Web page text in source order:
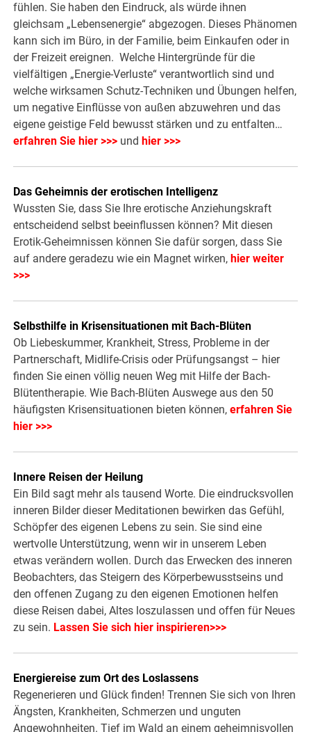
fühlen. Sie haben den Eindruck, als würde ihnen
gleichsam „Lebensenergie“ abgezogen. Dieses Phänomen
kann sich im Büro, in der Familie, beim Einkaufen oder in
der Freizeit ereignen. Welche Hintergründe für die
vielfältigen „Energie-Verluste“ verantwortlich sind und
welche wirksamen Schutz-Techniken und Übungen helfen,
um negative Einflüsse von außen abzuwehren und das
eigene geistige Feld bewusst stärken und zu entfalten…
erfahren Sie hier >>> und hier >>>
Das Geheimnis der erotischen Intelligenz
Wussten Sie, dass Sie Ihre erotische Anziehungskraft
entscheidend selbst beeinflussen können? Mit diesen
Erotik-Geheimnissen können Sie dafür sorgen, dass Sie
auf andere geradezu wie ein Magnet wirken, hier weiter
>>>
Selbsthilfe in Krisensituationen mit Bach-Blüten
Ob Liebeskummer, Krankheit, Stress, Probleme in der
Partnerschaft, Midlife-Crisis oder Prüfungsangst – hier
finden Sie einen völlig neuen Weg mit Hilfe der Bach-
Blütentherapie. Wie Bach-Blüten Auswege aus den 50
häufigsten Krisensituationen bieten können,erfahren Sie
hier >>>
Innere Reisen der Heilung
Ein Bild sagt mehr als tausend Worte. Die eindrucksvollen
inneren Bilder dieser Meditationen bewirken das Gefühl,
Schöpfer des eigenen Lebens zu sein. Sie sind eine
wertvolle Unterstützung, wenn wir in unserem Leben
etwas verändern wollen. Durch das Erwecken des inneren
Beobachters, das Steigern des Körperbewusstseins und
den offenen Zugang zu den eigenen Emotionen helfen
diese Reisen dabei, Altes loszulassen und offen für Neues
zu sein. Lassen Sie sich hier inspirieren>>>
Energiereise zum Ort des Loslassens
Regenerieren und Glück finden! Trennen Sie sich von Ihren
Ängsten, Krankheiten, Schmerzen und unguten
Angewohnheiten. Tief im Wald an einem geheimnisvollen